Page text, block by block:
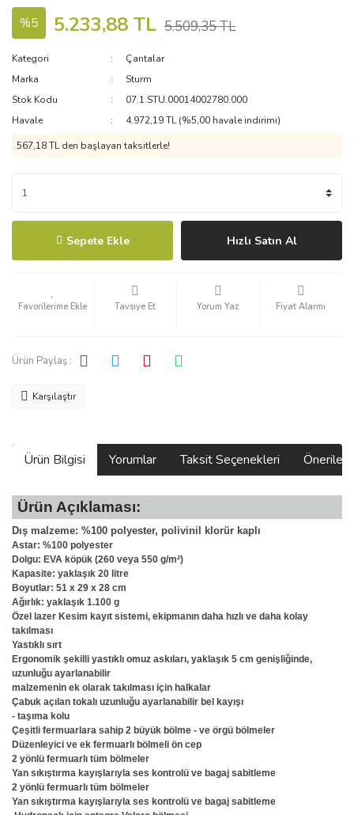
%5 5.233,88 TL 5.509,35 TL
Kategori
Çantalar
Marka
Sturm
Stok Kodu
07.1.STU.00014002780.000
Havale
4.972,19 TL (%5,00 havale indirimi)
567,18 TL den başlayan taksitlerle!
Sepete Ekle Hızlı Satın Al
Tavsiye Et Yorum Yaz Fiyat Alarmı
Ürün Paylaş :
Karşılaştır
Ürün Bilgisi Yorumlar Taksit Seçenekleri
Ürün Açıklaması:
Dış malzeme: %100 polyester, polivinil klorür kaplı
Astar: %100 polyester
Dolgu: EVA köpük (260 veya 550 g/m²)
Kapasite: yaklaşık 20 litre
Boyutlar: 51 x 29 x 28 cm
Ağırlık: yaklaşık 1.100 g
Özel lazer Kesim kayıt sistemi, ekipmanın daha hızlı ve daha kolay
takılması
Yastıklı sırt
Ergonomik şekilli yastıklı omuz askıları, yaklaşık 5 cm genişliğinde,
uzunluğu ayarlanabilir
malzemenin ek olarak takılması için halkalar
Çabuk açılan tokalı uzunluğu ayarlanabilir bel kayışı
- taşıma kolu
Çeşitli fermuarlara sahip 2 büyük bölme - ve örgü bölmeler
Düzenleyici ve ek fermuarlı bölmeli ön cep
2 yönlü fermuarlı tüm bölmeler
Yan sıkıştırma kayışlarıyla ses kontrolü ve bagaj sabitleme
2 yönlü fermuarlı tüm bölmeler
Yan sıkıştırma kayışlarıyla ses kontrolü ve bagaj sabitleme